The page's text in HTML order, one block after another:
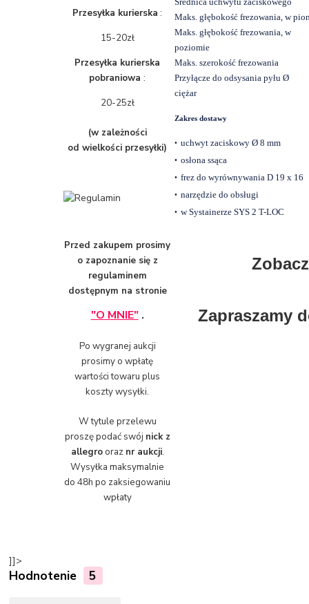
Przesyłka kurierska :
15-20zł
Przesyłka kurierska
pobraniowa:
20-25zł
(w zależności
od wielkości przesyłki)
Przed zakupem prosimy
o zapoznanie się z
regulaminem
dostępnym na stronie
"O MNIE".
Po wygranej aukcji
prosimy o wpłatę
wartości towaru plus
koszty wysyłki.
W tytule przelewu
proszę podać swój nick z
allegrooraz nr aukcji.
Wysyłka maksymalnie
do 48h po zaksiegowaniu
wpłaty
Maks. głębokość frezowania, w
Maks. głębokość frezowania, w
poziomie
Maks. szerokość frezowania
Przyłącze do odsysania pyłu Ø
ciężar
Zakres dostawy
• uchwyt zaciskowy Ø 8 mm
• osłona ssąca
• frez do wyrównywania D 19 x 16
• narzędzie do obsługi
• w Systainerze SYS 2 T-LOC
Zapraszamy
]]>
Hodnotenie 5